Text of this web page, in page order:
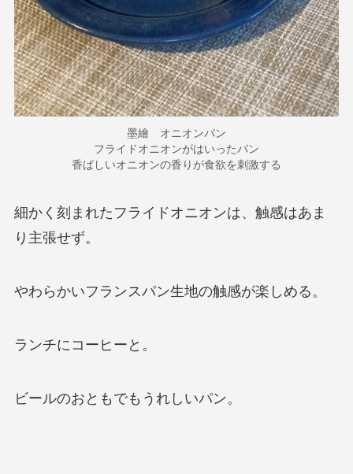
墨繪 オニオンパン
フライドオニオンがはいったパン
香ばしいオニオンの香りが食欲を刺激する
細かく刻まれたフライドオニオンは、触感はあま
り主張せず。
やわらかいフランスパン生地の触感が楽しめる。
ランチにコーヒーと。
ビールのおともでもうれしいパン。